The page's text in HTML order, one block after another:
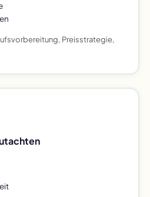
Preisstrategie,